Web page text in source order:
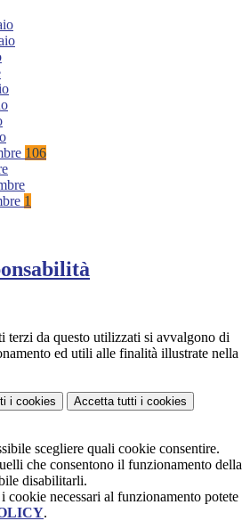
106
1
terzi da questo utilizzati si avvalgono di
ed utili alle finalità illustrate nella
i cookies Accetta tutti i cookies
scegliere quali cookie consentire.
che consentono il funzionamento della
disabilitarli.
cookie necessari al funzionamento potete
.